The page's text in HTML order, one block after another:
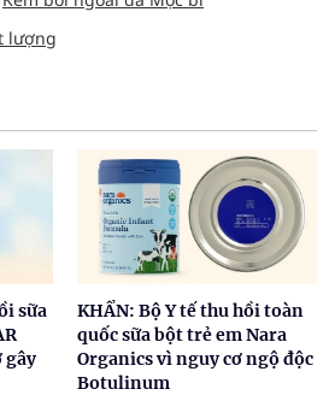
lượng
sữa
gây
KHẨN: Bộ Y tế thu hồi toàn
quốc sữa bột trẻ em Nara
Organics vì nguy cơ ngộ độc
Botulinum